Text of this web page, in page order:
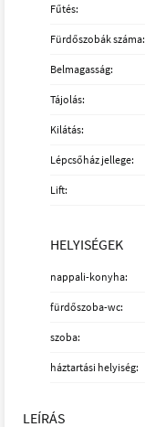
Fűtés:
Fürdőszobák száma:
Belmagasság:
Tájolás:
Kilátás:
Lépcsőház jellege:
Lift:
HELYISÉGEK
nappali-konyha
fürdőszoba-wc
szoba
háztartási helyiség
LEÍRÁS